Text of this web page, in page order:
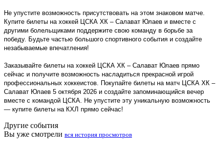
Не упустите возможность присутствовать на этом знаковом матче.
Купите билеты на хоккей ЦСКА ХК – Салават Юлаев и вместе с
другими болельщиками поддержите свою команду в борьбе за
победу. Будьте частью большого спортивного события и создайте
незабываемые впечатления!
Заказывайте билеты на хоккей ЦСКА ХК – Салават Юлаев прямо
сейчас и получите возможность насладиться прекрасной игрой
профессиональных хоккеистов. Покупайте билеты на матч ЦСКА ХК –
Салават Юлаев 5 октября 2026 и создайте запоминающийся вечер
вместе с командой ЦСКА. Не упустите эту уникальную возможность
— купите билеты на КХЛ прямо сейчас!
Другие события
Вы уже смотрели вся история просмотров